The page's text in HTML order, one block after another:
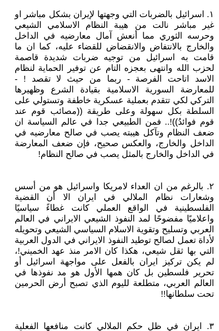
١. اسرائيل بالضربات التي وجهتها لإيران بشكل مباشر او
غير مباشر نالت من هيبة النظام الاسلامي الشيعي
وحرسه الثوري مما أنعش آمال معارضيه في الداخل
والخارج بالانتفاض والانقضاض للقضاء عليه، كما ان ما
قامت به اسرائيل من توجيه ضربات شديدة قاصمة
لحزب الله وانتهى بعجزه التام عن توفير الحماية لنظام
الاسد اتاحت الفرصة - ربما من حيث لا تقصد ! -
للمعارضة السورية الاسلامية بقيادة الشرع وظهيرها
التركي لكي تتقدم بعملية عسكرية خاطفة وتستولي على
السلطة بكل سهولة وعلى طريقة ((مصائب قوم عند
قوم فوائدُ))!.. فمن الطبيعي جدا في عالم السياسة ان
ضعف النظام وتآكل هيبته يصب في صالح معارضيه في
الداخل والخارج، والعكس صحيح، فإن ضعف المعارضة
في الداخل والخارج بالمثل يصب في صالح النظام!
٢. بالرغم من ان العداء لامريكا واسرائيل هو من أسس
وشعارات نظام الملالي في ايران الا أن القضية
الفلسطينية في الواقع العملي كانت غطاءً سياسيًا
واعلاميًا مفضوحًا لمد النفوذ الشيعي الايراني في العالم
العربي وتسليح وتقوية الاسلام السياسي الشيعي وتحويله
لأداة تعمل لصالح توطيد النفوذ الايراني في الدول العربية
التي بها ثقل شيعي، هكذا كان الامر منذ عهد الخميني!،
لم يكن تركيز ايران بالفعل على مواجهة اسرائيل أو
تحرير فلسطين بل كان همها الأول هو مد نفوذها في
العالم العربي، متطلعة لليوم الذي تصبح أرض الحرمين
تحت سلطانها!!
٣. ايران في ظل حكم الملالي كانت منافعها الفعلية